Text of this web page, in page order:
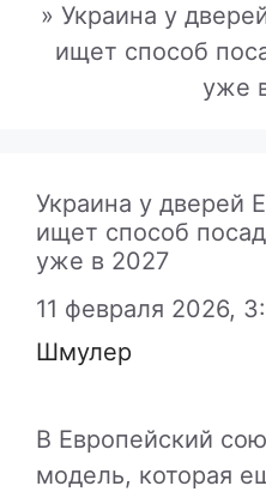
» Украина у
ищет способ
уже
Украина у дверей
ищет способ
уже в 2027
11 февраля 2026,
Шмулер
В Европейский
модель, которая